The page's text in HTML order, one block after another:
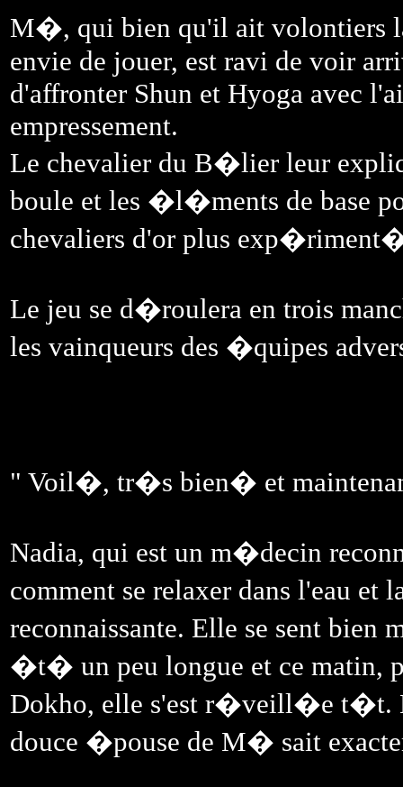
M�, qui bien qu'il ait volontiers
envie de jouer, est ravi de voir
d'affronter Shun et Hyoga avec
empressement.
Le chevalier du B�lier leur
boule et les �l�ments de base
chevaliers d'or plus
Le jeu se d�roulera en trois
les vainqueurs des �quipes
" Voil�, tr�s bien� et
Nadia, qui est un m�decin
comment se relaxer dans l'eau
reconnaissante. Elle se sent
�t� un peu longue et ce matin,
Dokho, elle s'est r�veill�e t�t.
douce �pouse de M� sait